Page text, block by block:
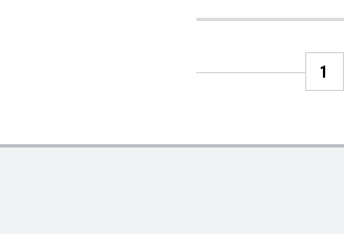
buluştu.
1